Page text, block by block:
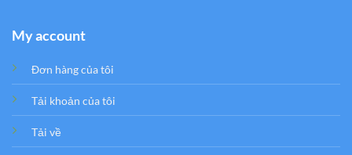
My account
Đơn hàng của tôi
Tải khoản của tôi
Tải về